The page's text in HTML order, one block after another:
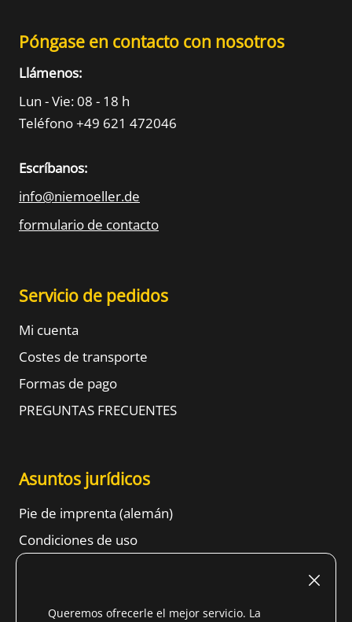
Póngase en contacto con nosotros
Llámenos:
Lun - Vie: 08 - 18 h
Teléfono +49 621 472046
Escríbanos:
info@niemoeller.de
formulario de contacto
Servicio de pedidos
Mi cuenta
Costes de transporte
Formas de pago
PREGUNTAS FRECUENTES
Asuntos jurídicos
Pie de imprenta (alemán)
Condiciones de uso
Queremos ofrecerle el mejor servicio. La